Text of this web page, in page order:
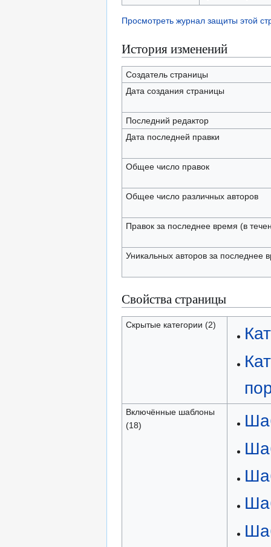
Просмотреть журнал защиты этой
История изменений
Создатель страницы
Дата создания страницы
Последний редактор
Дата последней правки
Общее число правок
Общее число различных авторов
Правок за последнее время (в
Уникальных авторов за последнее
Свойства страницы
Скрытые категории (2)
Включённые шаблоны
(18)